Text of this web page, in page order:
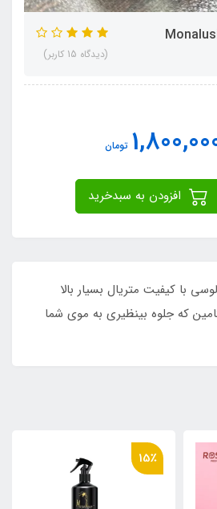
(دیدگاه 15 کاربر)
تومان
با کیفیت متریال بسیار بالا
که جلوه بینظیری به موی شما